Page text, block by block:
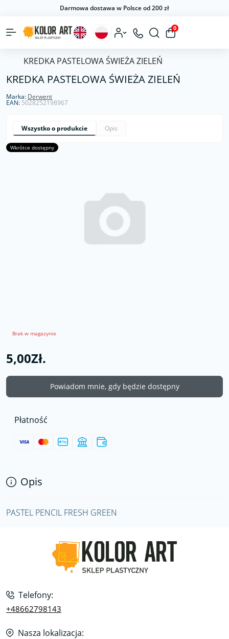
Darmowa dostawa w Polsce od 200 zł
0
KREDKA PASTELOWA ŚWIEŻA ZIELEŃ
KREDKA PASTELOWA ŚWIEŻA ZIELEŃ
Marka: Derwent
EAN: 5028252198967
Wszystko o produkcie Opis
Wkrótce dostępny
Brak w magazynie
5,00Zł.
Powiadom mnie, gdy będzie dostępny
Płatność
Opis
PASTEL PENCIL FRESH GREEN
Telefony:
+48662798143
Nasza lokalizacja: